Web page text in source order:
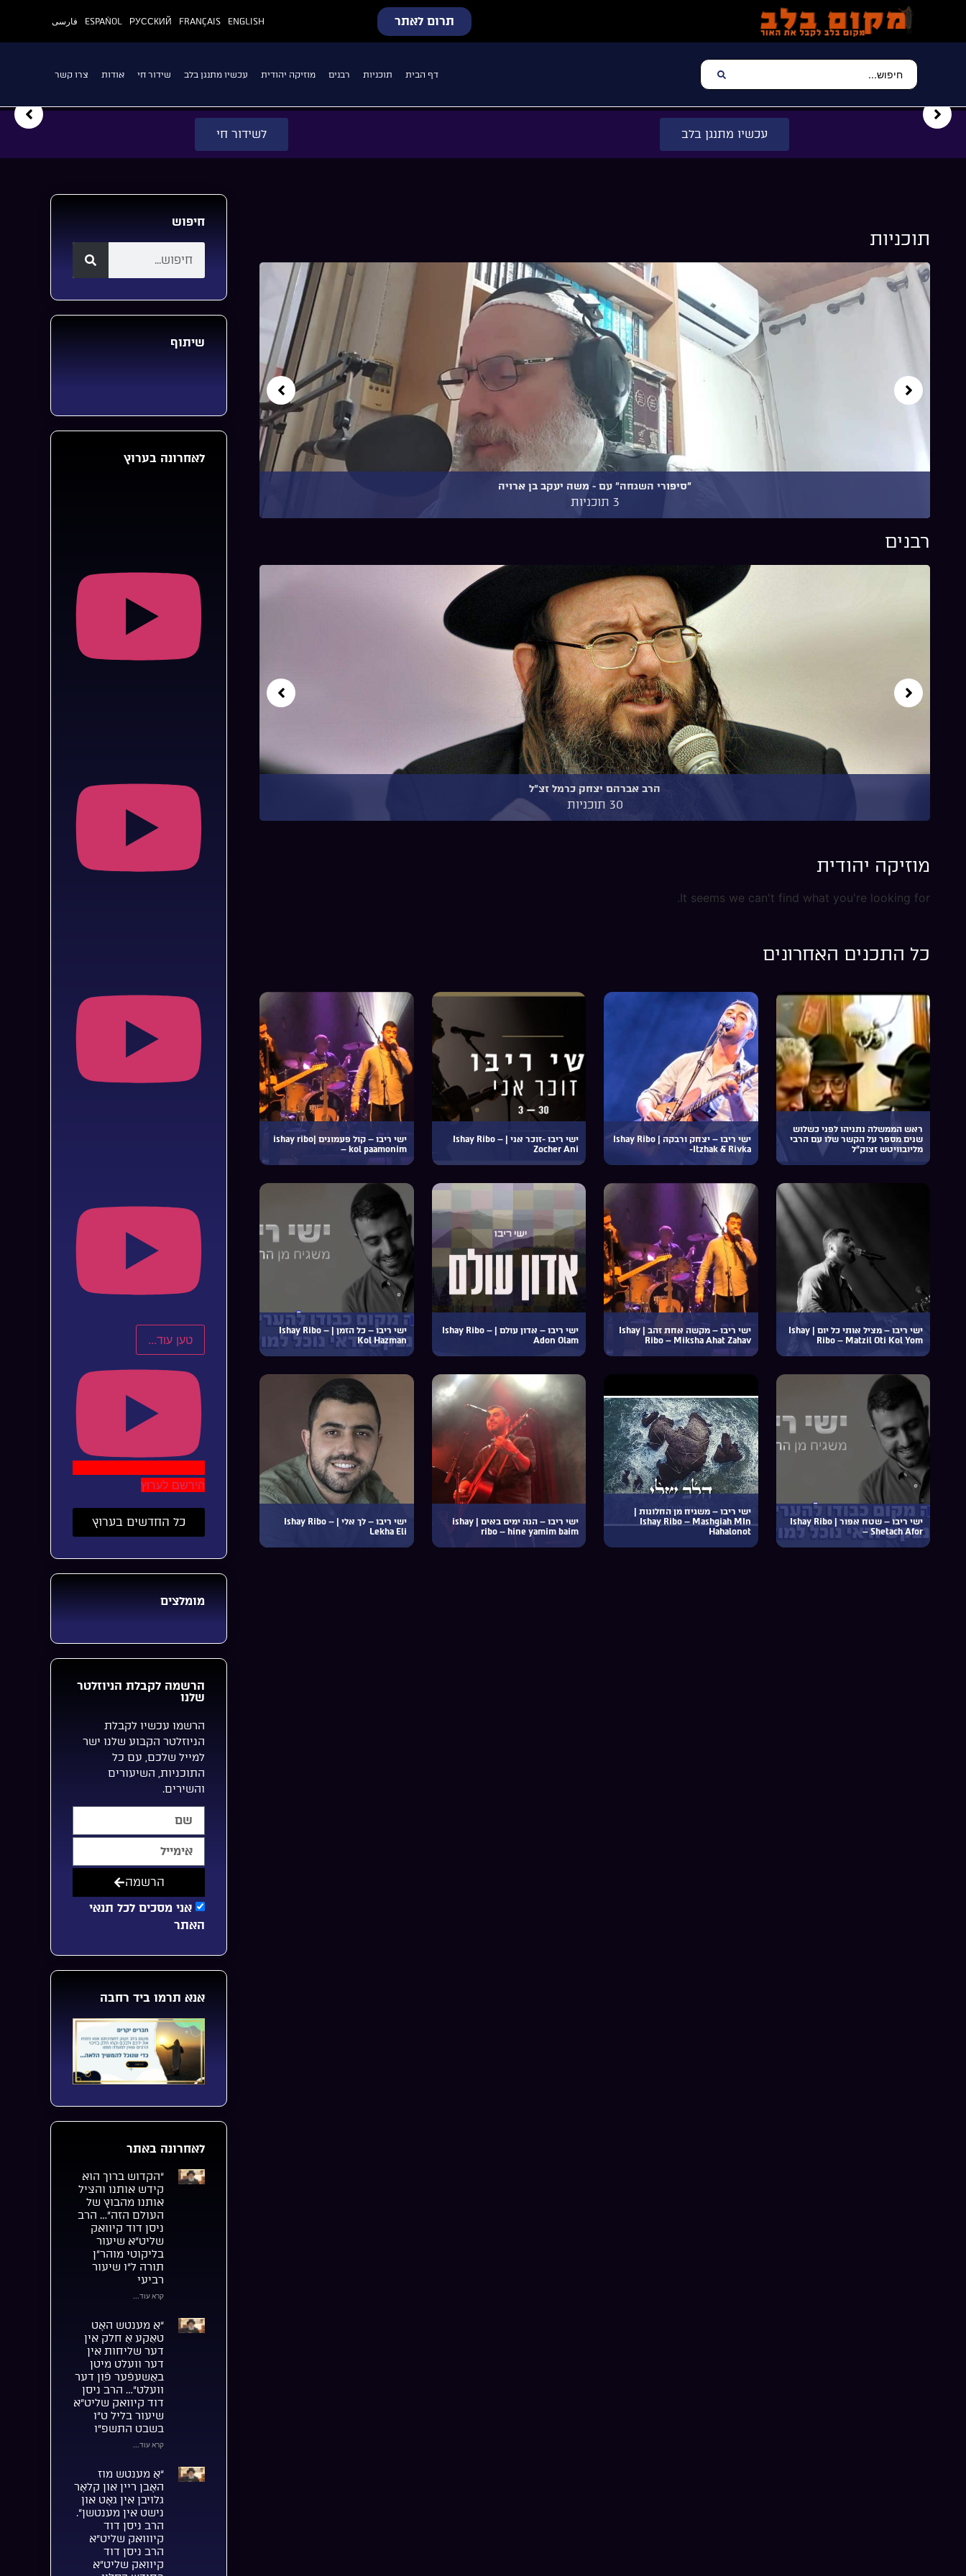
תרום לאתר ENGLISH
FRANÇAIS
РУССКИЙ
ESPAÑOL فارسی
דף הבית תוכניות רבנים מוזיקה יהודית עכשיו מתנגן בלב שידור חי אודות צרו קשר
עכשיו מתנגן בלב לשידור חי
תוכניות
"סיפורי השגחה" עם ~ משה יעקב בן ארויה
3 תוכניות
רבנים
הרב אברהם יצחק כרמל זצ"ל
30 תוכניות
מוזיקה יהודית
It seems we can't find what you're looking for.
כל התכנים האחרונים
ראש הממשלה נתניהו לפני כשלוש
שנים מספר על הקשר שלו עם הרבי
מליובוויטש זצוק”ל
ישי ריבו – יצחק ורבקה | Ishay Ribo
-Itzhak & Rivka
ישי ריבו -זוכר אני | Ishay Ribo –
Zocher Ani
ישי ריבו – קול פעמונים |ishay ribo
– kol paamonim
ישי ריבו – מציל אותי כל יום | Ishay
Ribo – Matzil Oti Kol Yom
ישי ריבו – מקשה אחת זהב | Ishay
Ribo – Miksha Ahat Zahav
ישי ריבו – אדון עולם | Ishay Ribo –
Adon Olam
ישי ריבו – כל הזמן | Ishay Ribo –
Kol Hazman
ישי ריבו – שטח אפור | Ishay Ribo
– Shetach Afor
ישי ריבו – משגיח מן החלונות |
Ishay Ribo – Mashgiah MIn
Hahalonot
ישי ריבו – הנה ימים באים | ishay
ribo – hine yamim baim
ישי ריבו – לך אלי | Ishay Ribo –
Lekha Eli
חיפוש
שיתוף
לאחרונה בערוץ
טען עוד...
הירשם לערוץ
כל החדשים בערוץ
מומלצים
הרשמה לקבלת הניוזלטר
שלנו
הרשמו עכשיו לקבלת
הניוזלטר הקבוע שלנו ישר
למייל שלכם, עם כל
התוכניות, השיעורים
והשירים.
אני מסכים לכל תנאי
האתר
הרשמה
אנא תרמו ביד רחבה
לאחרונה באתר
“הקדוש ברוך הוא
קידש אותנו והציל
אותנו מהבוץ של
העולם הזה”… הרב
ניסן דוד קיוואק
שליט”א שיעור
בליקוטי מוהר”ן
תורה ל”ו שיעור
רביעי
קרא עוד...
“אַ מענטש האָט
טאַקע אַ חלק אין
דער שליחות אין
דער וועלט מיטן
באַשעפֿער פֿון דער
וועלט”… הרב ניסן
דוד קיוואק שליט”א
שיעור בליל ט”ו
בשבט התשפ”ו
קרא עוד...
“אַ מענטש מוז
האָבן ריין און קלאָר
גלויבן אין גאָט און
נישט אין מענטשן”.
הרב ניסן דוד
קיווואק שליט”א
הרב ניסן דוד
קיוואק שליט”א